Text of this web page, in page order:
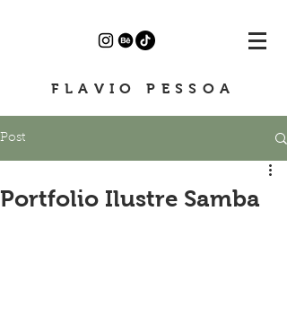
FLAVIO PESSOA
Post
Portfolio Ilustre Samba